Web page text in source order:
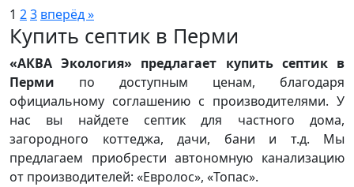
1 23 вперёд »
Купить септик в Перми
«АКВА Экология» предлагает купить септик в
Перми по доступным ценам, благодаря
официальному соглашению с производителями. У
нас вы найдете септик для частного дома,
загородного коттеджа, дачи, бани и т.д. Мы
предлагаем приобрести автономную канализацию
от производителей: «Евролос», «Топас».